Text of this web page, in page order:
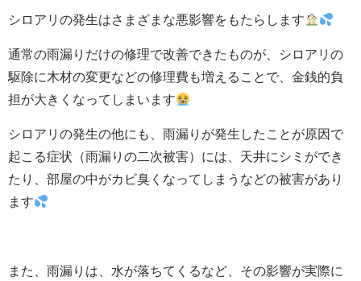
シロアリの発生はさまざまな悪影響をもたらします
通常の雨漏りだけの修理で改善できたものが、シロアリの
駆除に木材の変更などの修理費も増えることで、金銭的負
担が大きくなってしまいます
シロアリの発生の他にも、雨漏りが発生したことが原因で
起こる症状（雨漏りの二次被害）には、天井にシミができ
たり、部屋の中がカビ臭くなってしまうなどの被害があり
ます
また、雨漏りは、水が落ちてくるなど、その影響が実際に